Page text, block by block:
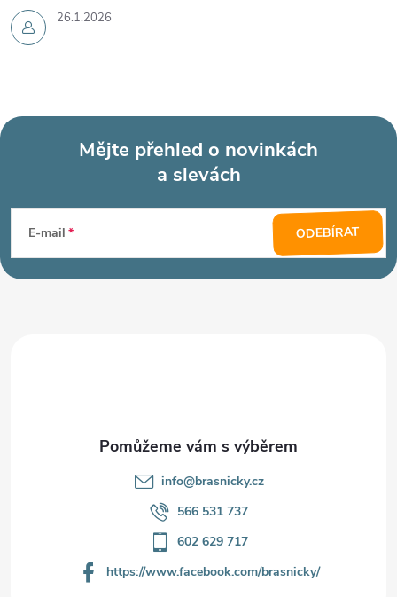
26.1.2026
p
Mějte přehled o novinkách
a slevách
E-mail ODEBÍRAT
info@brasnicky.cz
566 531 737
602 629 717
https://www.facebook.com/brasnicky/